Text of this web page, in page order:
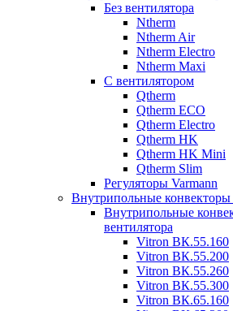
Без вентилятора
Ntherm
Ntherm Air
Ntherm Electro
Ntherm Maxi
С вентилятором
Qtherm
Qtherm ECO
Qtherm Electro
Qtherm HK
Qtherm HK Mini
Qtherm Slim
Регуляторы Varmann
Внутрипольные
Внутрипольные
вентилятора
Vitron ВК.55.160
Vitron ВК.55.200
Vitron ВК.55.260
Vitron ВК.55.300
Vitron ВК.65.160